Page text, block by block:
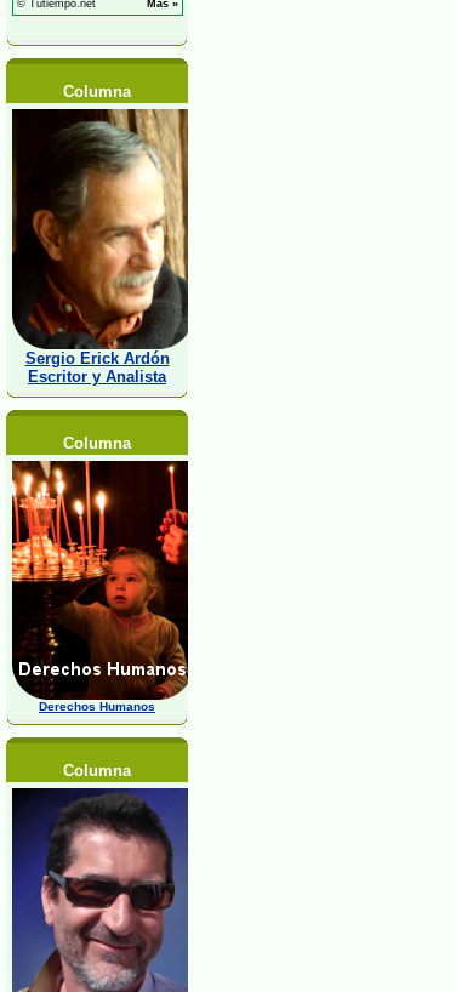
Columna
Sergio Erick Ardón
Escritor y Analista
Columna
Derechos Humanos
Columna